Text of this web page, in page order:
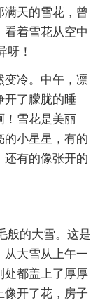
天的雪花，曾
着雪花从空中
呀！
变冷。中午，凛
开了朦胧的睡
！雪花是美丽
的小星星，有的
还有的像张开的
般的大雪。这是
从大雪从上午一
处都盖上了厚厚
像开了花，房子